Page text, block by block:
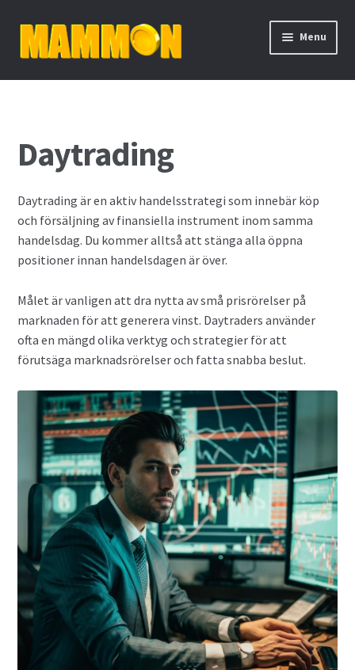
Skip
to
Skip
to
Menu
Hem
Binära optioner
Bolån
Cykliska aktier
De fyra mest handlade valutorna
Finansiella instrument för valutahandel
Guld som Investering
Hur köper man aktier?
Investera i snabblåneföretag
Investera i syndaktier
Investera i syndfonder
ISK (Investeringssparkonto)
Kontakta oss
Daytrading
Daytrading är en aktiv handelsstrategi som innebär köp
och försäljning av finansiella instrument inom samma
handelsdag. Du kommer alltså att stänga alla öppna
positioner innan handelsdagen är över.
Målet är vanligen att dra nytta av små prisrörelser på
marknaden för att generera vinst. Daytraders använder
ofta en mängd olika verktyg och strategier för att
förutsäga marknadsrörelser och fatta snabba beslut.